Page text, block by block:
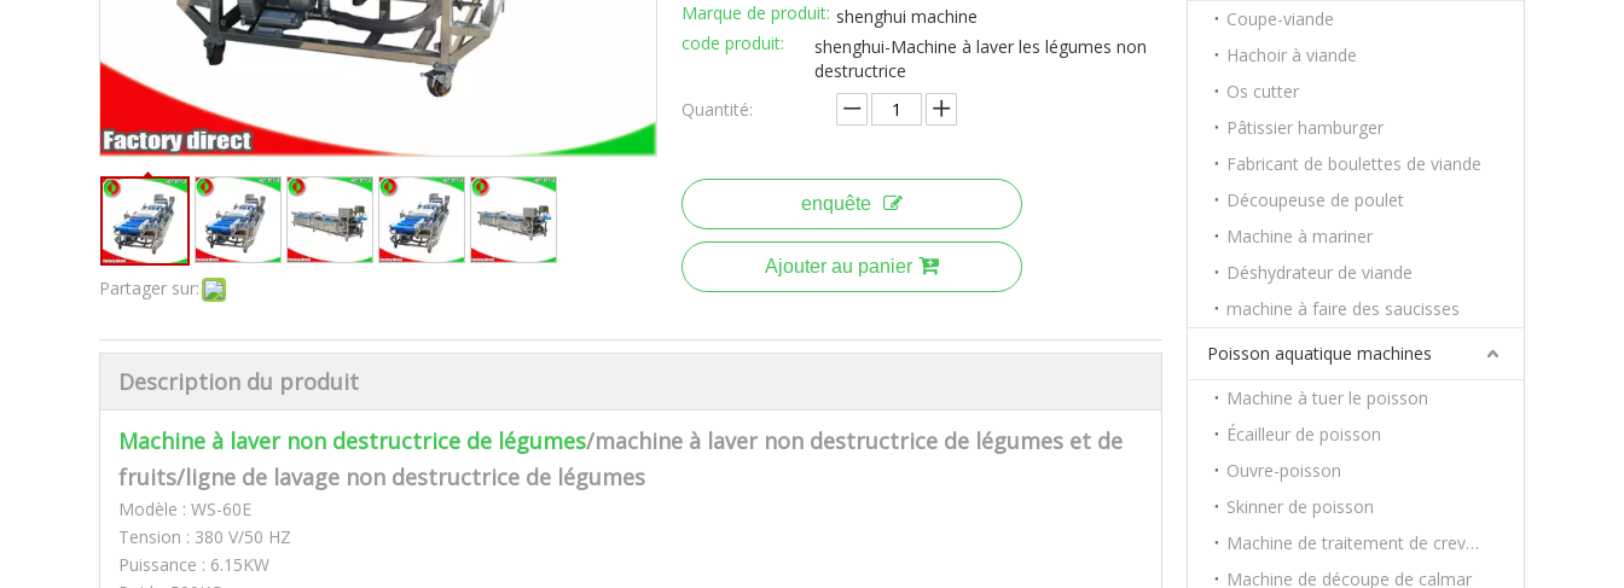
Partager sur:
Marque de produit: shenghui machine
code produit:
shenghui-Machine à laver les légumes non
destructrice
Quantité:
enquête
Ajouter au panier
Description du produit
Machine à laver non destructrice de légumes/machine à laver non destructrice de légumes et de
fruits/ligne de lavage non destructrice de légumes
Modèle : WS-60E
Tension : 380 V/50 HZ
Puissance : 6.15KW
Coupe-viande
Hachoir à viande
Os cutter
Pâtissier hamburger
Fabricant de boulettes de viande
Découpeuse de poulet
Machine à mariner
Déshydrateur de viande
machine à faire des saucisses
Poisson aquatique machines
Machine à tuer le poisson
Écailleur de poisson
Ouvre-poisson
Skinner de poisson
Machine de traitement de crevettes
Machine de découpe de calmar